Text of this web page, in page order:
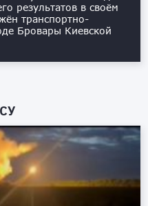
результатов в своём
транспортно-
Бровары Киевской